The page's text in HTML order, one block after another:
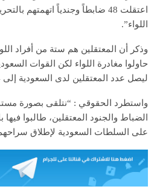
اعتقلت 48 ضابطاً وجندياً اتهمتهم
اللواء”.
وذكر أن المعتقلين هم ستة من أفراد
حاولوا مغادرة اللواء لكن القوات
ليصل عدد المعتقلين لدى السعودية إلى 54 ضابطاً وجندياً.
واستطرد الحقوقي : “نتلقى بصورة
الضباط والجنود المعتقلين، طالبوا
على السلطات السعودية لإطلاق